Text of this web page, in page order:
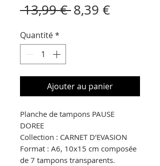
13,99 € Prix
8,39 €Prix
Quantité*
Ajouter au panier
Planche de tampons PAUSE
DOREE
Collection : CARNET D'EVASION
Format : A6, 10x15 cm composée
de 7 tampons transparents.